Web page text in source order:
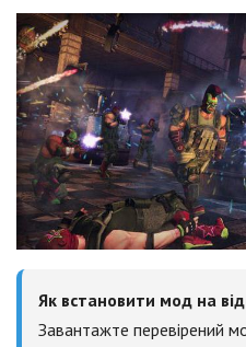
Як встановити мод на
Завантажте перевірений